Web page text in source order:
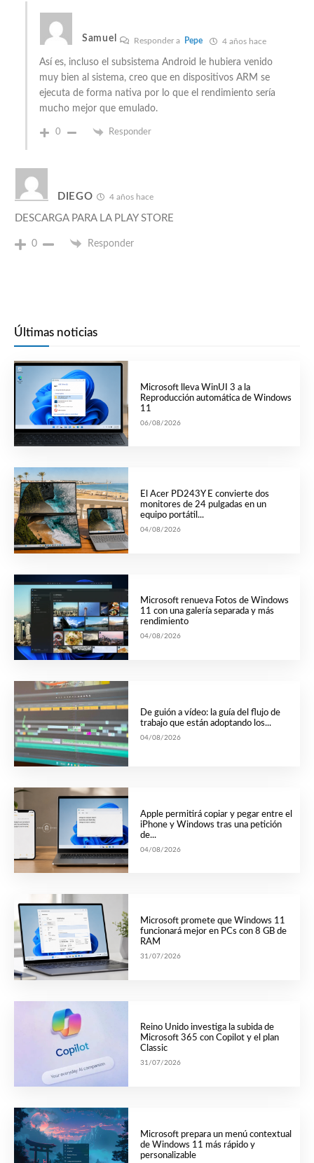
Samuel Responder a Pepe 4 años hace
Así es, incluso el subsistema Android le hubiera venido
muy bien al sistema, creo que en dispositivos ARM se
ejecuta de forma nativa por lo que el rendimiento sería
mucho mejor que emulado.
0 Responder
DIEGO 4 años hace
DESCARGA PARA LA PLAY STORE
0 Responder
Últimas noticias
Microsoft lleva WinUI 3 a la
Reproducción automática de Windows
11
06/08/2026
El Acer PD243Y E convierte dos
monitores de 24 pulgadas en un
equipo portátil...
04/08/2026
Microsoft renueva Fotos de Windows
11 con una galería separada y más
rendimiento
04/08/2026
De guión a vídeo: la guía del flujo de
trabajo que están adoptando los...
04/08/2026
Apple permitirá copiar y pegar entre el
iPhone y Windows tras una petición
de...
04/08/2026
Microsoft promete que Windows 11
funcionará mejor en PCs con 8 GB de
RAM
31/07/2026
Reino Unido investiga la subida de
Microsoft 365 con Copilot y el plan
Classic
31/07/2026
Microsoft prepara un menú contextual
de Windows 11 más rápido y
personalizable